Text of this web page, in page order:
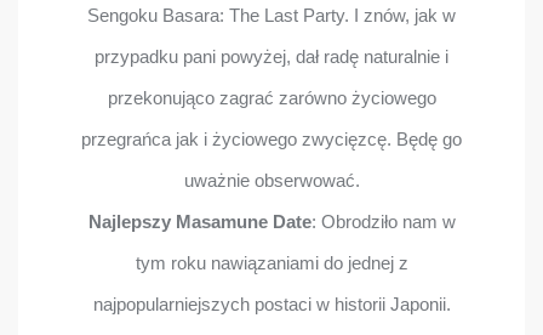
Sengoku Basara: The Last Party. I znów, jak w
przypadku pani powyżej, dał radę naturalnie i
przekonująco zagrać zarówno życiowego
przegrańca jak i życiowego zwycięzcę. Będę go
uważnie obserwować.
Najlepszy Masamune Date: Obrodziło nam w
tym roku nawiązaniami do jednej z
najpopularniejszych postaci w historii Japonii.